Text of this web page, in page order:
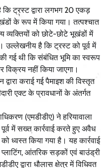
ट्रस्ट द्वारा लगभग 20 एकड़
के रूप में किया गया। तत्पश्चात
व्यक्तियों को छोटे-छोटे भूखंडों में
उल्लेखनीय है कि ट्रस्ट को पूर्व में
गई थी कि संबंधित भूमि का स्वरूप
विक्रय नहीं किया जाएगा।
कराई गई पैमाइश की विस्तृत
एक्ट के प्रावधानों के अंतर्गत
(एमडीडीए) ने हरियावाला
में सख्त कार्रवाई करते हुए अवैध
ध्वस्त किया गया है। यह कार्रवाई
आंतरिक सड़कों एवं बाउंड्री
द्वारा धौलास क्षेत्र में विधिवत